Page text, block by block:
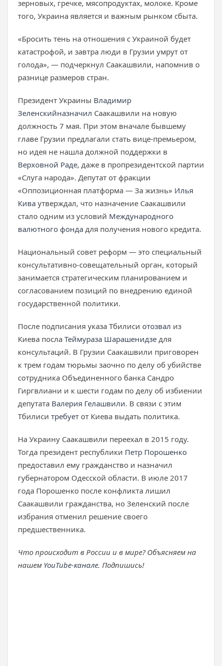
зерновых, гречке, мясопродуктах, молоке. Кроме
того, Украина является и важным рынком сбыта.
«Бросить тень на отношения с Украиной будет
катастрофой, и завтра люди в Грузии умрут от
голода», — подчеркнул Саакашвили, напомнив о
разнице размеров стран.
Президент Украины Владимир
Зеленскийназначил Саакашвили на новую
должность 7 мая. При этом вначале бывшему
главе Грузии предлагали стать вице-премьером,
но идея не нашла должной поддержки в
Верховной Раде, даже в пропрезидентской партии
«Слуга народа». Депутат от фракции
«Оппозиционная платформа — За жизнь» Илья
Кива утверждал, что назначение Саакашвили
стало одним из условий Международного
валютного фонда для получения нового кредита.
Национальный совет реформ — это специальный
консультативно-совещательный орган, который
занимается стратегическим планированием и
согласованием позиций по внедрению единой
государственной политики.
После подписания указа Тбилиси отозвал из
Киева посла Теймураза Шарашенидзе для
консультаций. В Грузии Саакашвили приговорен
к трем годам тюрьмы заочно по делу об убийстве
сотрудника Объединенного банка Сандро
Гиргвлиани и к шести годам по делу об избиении
депутата Валерия Гелашвили. В связи с этим
Тбилиси требует от Киева выдать политика.
На Украину Саакашвили переехал в 2015 году.
Тогда президент республики Петр Порошенко
предоставил ему гражданство и назначил
губернатором Одесской области. В июле 2017
года Порошенко после конфликта лишил
Саакашвили гражданства, но Зеленский после
избрания отменил решение своего
предшественника.
Что происходит в России и в мире? Объясняем на
нашем YouTube-канале. Подпишись!